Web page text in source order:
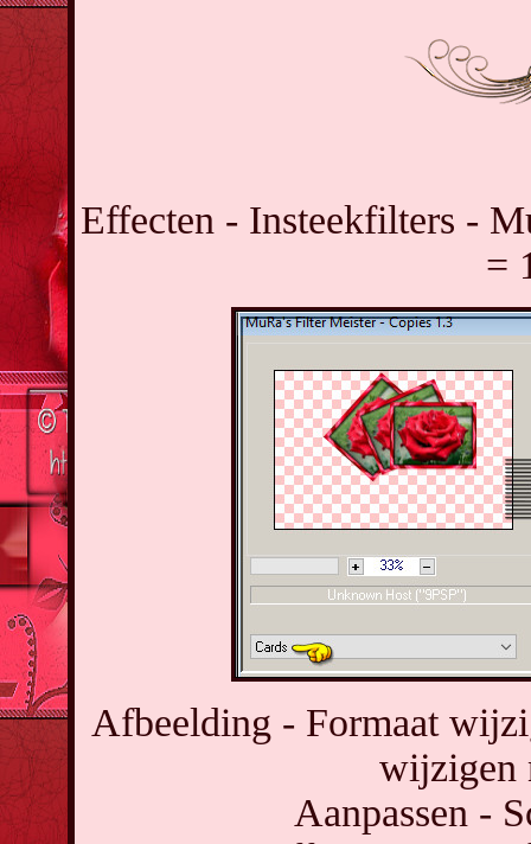
Effecten - Insteekfilters -
=
Afbeelding - Formaat
wijzigen
Aanpassen -